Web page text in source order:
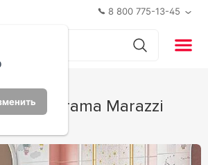
8 800 775-13-45
от Kerama Marazzi